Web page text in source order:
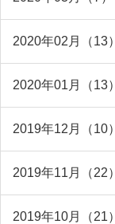
2020年02月（13）
2020年01月（13）
2019年12月（10）
2019年11月（22）
2019年10月（21）